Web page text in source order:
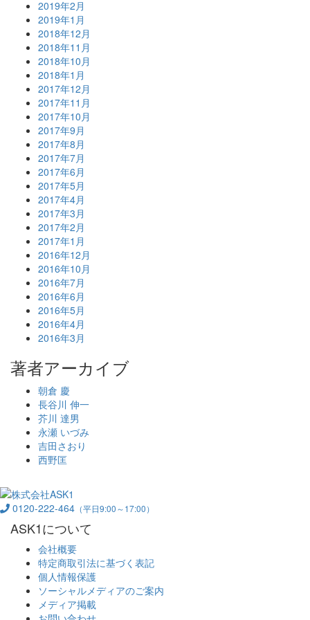
2019年2月
2019年1月
2018年12月
2018年11月
2018年10月
2018年1月
2017年12月
2017年11月
2017年10月
2017年9月
2017年8月
2017年7月
2017年6月
2017年5月
2017年4月
2017年3月
2017年2月
2017年1月
2016年12月
2016年10月
2016年7月
2016年6月
2016年5月
2016年4月
2016年3月
著者アーカイブ
朝倉 慶
長谷川 伸一
芥川 達男
永瀬 いづみ
吉田さおり
西野匡
0120-222-464 （平日9:00～17:00）
ASK1について
会社概要
特定商取引法に基づく表記
個人情報保護
ソーシャルメディアのご案内
メディア掲載